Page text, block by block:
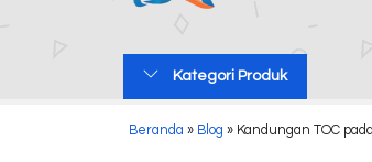
Alat
Kategori Produk
Beranda » Blog » Kandungan TOC